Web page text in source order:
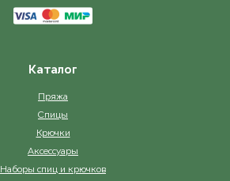
Каталог
Пряжа
Спицы
Крючки
Аксессуары
Наборы спиц и крючков